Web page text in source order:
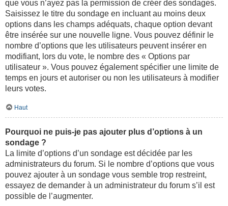
que vous n’ayez pas la permission de créer des sondages.
Saisissez le titre du sondage en incluant au moins deux
options dans les champs adéquats, chaque option devant
être insérée sur une nouvelle ligne. Vous pouvez définir le
nombre d’options que les utilisateurs peuvent insérer en
modifiant, lors du vote, le nombre des « Options par
utilisateur ». Vous pouvez également spécifier une limite de
temps en jours et autoriser ou non les utilisateurs à modifier
leurs votes.
Haut
Pourquoi ne puis-je pas ajouter plus d’options à un
sondage ?
La limite d’options d’un sondage est décidée par les
administrateurs du forum. Si le nombre d’options que vous
pouvez ajouter à un sondage vous semble trop restreint,
essayez de demander à un administrateur du forum s’il est
possible de l’augmenter.